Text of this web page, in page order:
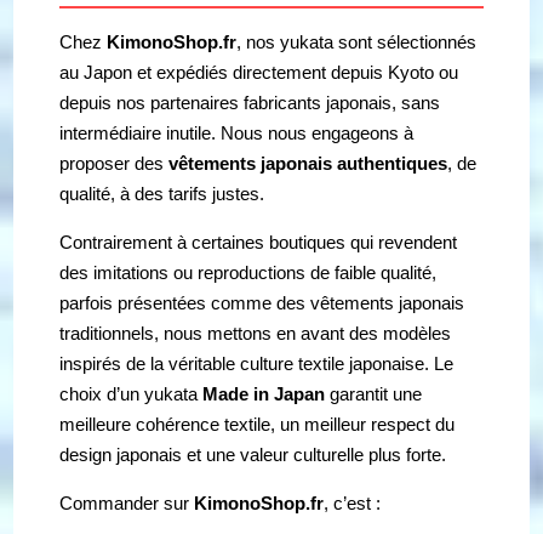
Chez KimonoShop.fr, nos yukata sont sélectionnés
au Japon et expédiés directement depuis Kyoto ou
depuis nos partenaires fabricants japonais, sans
intermédiaire inutile. Nous nous engageons à
proposer desvêtements japonais authentiques, de
qualité, à des tarifs justes.
Contrairement à certaines boutiques qui revendent
des imitations ou reproductions de faible qualité,
parfois présentées comme des vêtements japonais
traditionnels, nous mettons en avant des modèles
inspirés de la véritable culture textile japonaise. Le
choix d’un yukata Made in Japan garantit une
meilleure cohérence textile, un meilleur respect du
design japonais et une valeur culturelle plus forte.
Commander sur KimonoShop.fr, c’est :